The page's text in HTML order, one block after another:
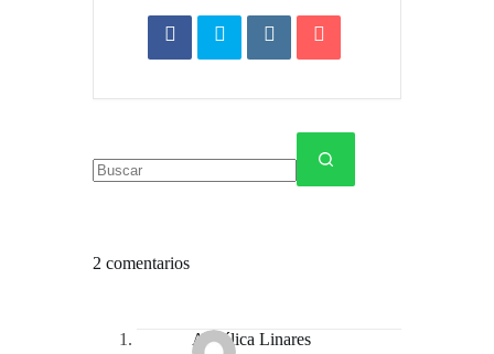
2 comentarios
Angélica Linares